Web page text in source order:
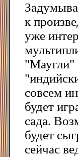
к
уже
"Маугли"
совсем
будет
сада.
будет
сейчас